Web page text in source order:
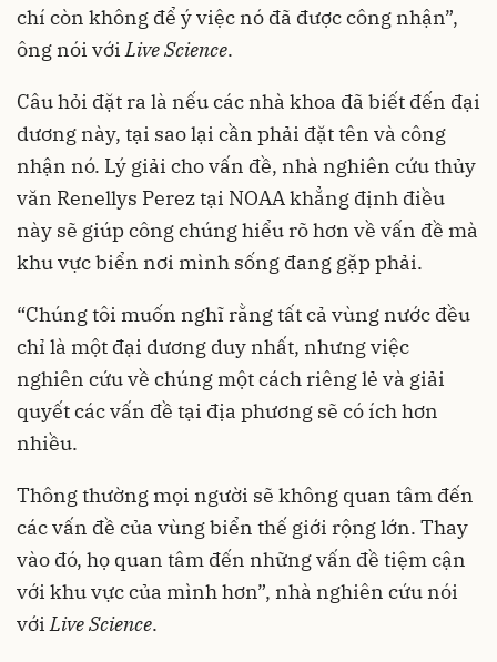
chí còn không để ý việc nó đã được công nhận”,
ông nói vớiLive Science.
Câu hỏi đặt ra là nếu các nhà khoa đã biết đến đại
dương này, tại sao lại cần phải đặt tên và công
nhận nó. Lý giải cho vấn đề, nhà nghiên cứu thủy
văn Renellys Perez tại NOAA khẳng định điều
này sẽ giúp công chúng hiểu rõ hơn về vấn đề mà
khu vực biển nơi mình sống đang gặp phải.
“Chúng tôi muốn nghĩ rằng tất cả vùng nước đều
chỉ là một đại dương duy nhất, nhưng việc
nghiên cứu về chúng một cách riêng lẻ và giải
quyết các vấn đề tại địa phương sẽ có ích hơn
nhiều.
Thông thường mọi người sẽ không quan tâm đến
các vấn đề của vùng biển thế giới rộng lớn. Thay
vào đó, họ quan tâm đến những vấn đề tiệm cận
với khu vực của mình hơn”, nhà nghiên cứu nói
vớiLive Science.